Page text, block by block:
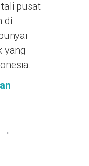
pusat
di
yang